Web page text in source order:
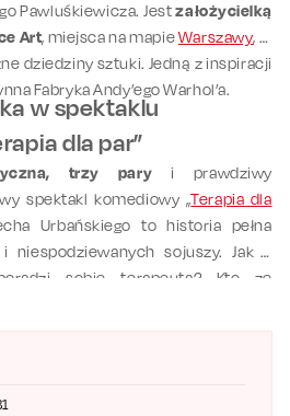
Pawluśkiewicza. Jestzałożycielką
Art, miejsca na mapieWarszawy, w
dziedziny sztuki. Jedną z inspiracji
Fabryka Andy’ego Warhol’a.
w spektaklu
dla par”
trzy pary i prawdziwy
spektakl komediowy „Terapia dla
Urbańskiego to historia pełna
niespodziewanych sojuszy. Jak z
sobie terapeuta? Kto ze
łączy w sobiewyrazistość z